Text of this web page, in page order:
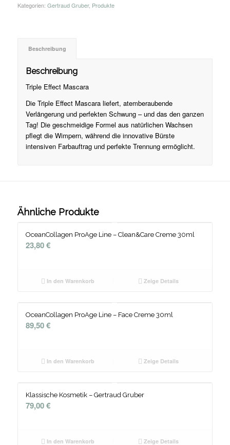
Kategorien: Gertraud Gruber, Produkte
Beschreibung
Beschreibung
Triple Effect Mascara
Die Triple Effect Mascara liefert, atemberaubende
Verlängerung und perfekten Schwung – und das den ganzen
Tag! Die geschmeidige Formel aus natürlichen Wachsen
pflegt die Wimpern, während die innovative Bürste
intensiven Farbauftrag und perfekte Trennung ermöglicht.
Ähnliche Produkte
OceanCollagen ProAge Line – Clean&Care Creme 30ml
23,80€
In den Warenkorb Zeige Details
OceanCollagen ProAge Line – Face Creme 30ml
89,50€
In den Warenkorb Zeige Details
Klassische Kosmetik – Gertraud Gruber
79,00€
In den Warenkorb Zeige Details